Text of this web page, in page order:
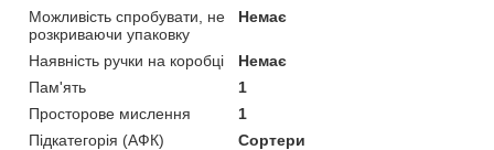
Можливість спробувати, не
розкриваючи упаковку
Немає
Наявність ручки на коробці
Немає
Пам'ять
1
Просторове мислення
1
Підкатегорія (АФК)
Сортери